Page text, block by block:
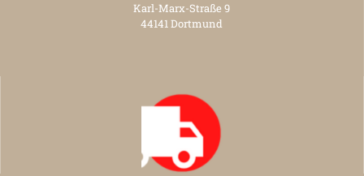
Karl-Marx-Straße 9
44141 Dortmund